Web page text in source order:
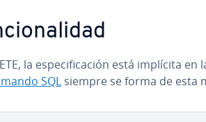
la es­pe­ci­fi­ca­ción está implícita en
SQL siempre se forma de esta